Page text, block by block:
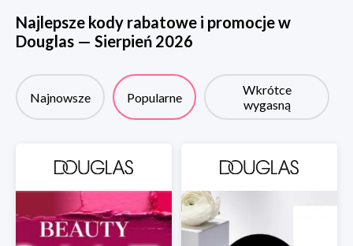
Najlepsze kody rabatowe i promocje w
Douglas — Sierpień 2026
Najnowsze Popularne
Wkrótce
wygasną